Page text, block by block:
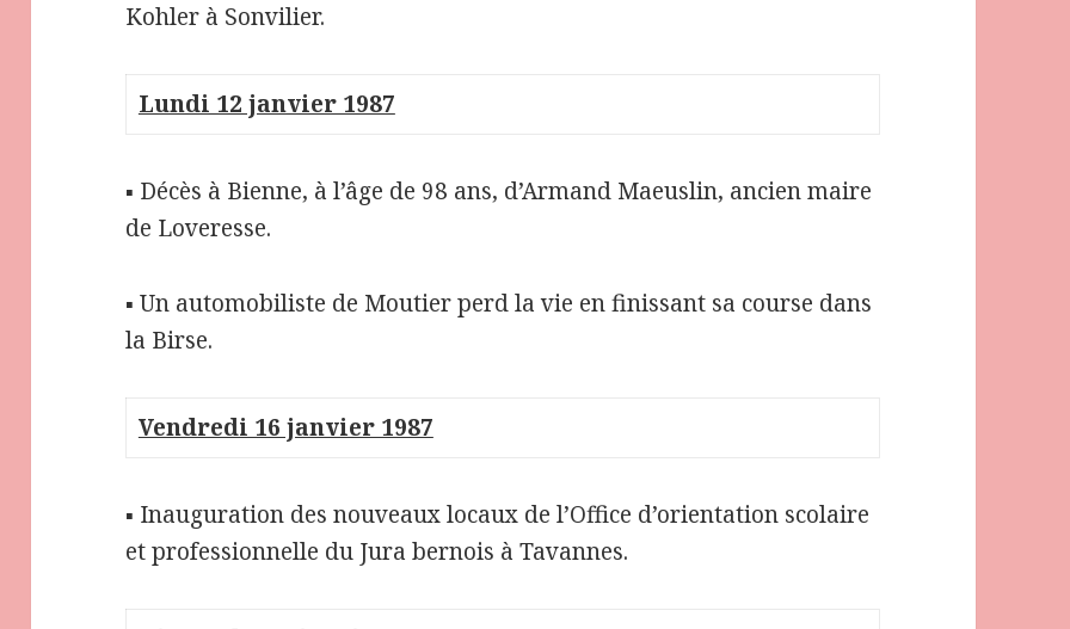
Kohler à Sonvilier.
Lundi 12 janvier 1987
▪ Décès à Bienne, à l’âge de 98 ans, d’Armand Maeuslin, ancien maire
de Loveresse.
▪ Un automobiliste de Moutier perd la vie en finissant sa course dans
la Birse.
Vendredi 16 janvier 1987
▪ Inauguration des nouveaux locaux de l’Office d’orientation scolaire
et professionnelle du Jura bernois à Tavannes.